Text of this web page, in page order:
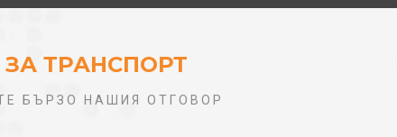
ТРАНСПОРТ
БЪРЗО НАШИЯ ОТГОВОР